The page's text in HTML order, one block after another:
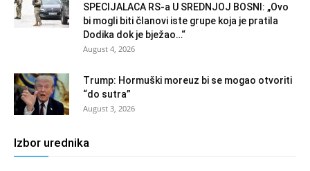
SPECIJALACA RS-a U SREDNJOJ BOSNI: „Ovo
bi mogli biti članovi iste grupe koja je pratila
Dodika dok je bježao…“
August 4, 2026
Trump: Hormuški moreuz bi se mogao otvoriti
“do sutra”
August 3, 2026
Izbor urednika